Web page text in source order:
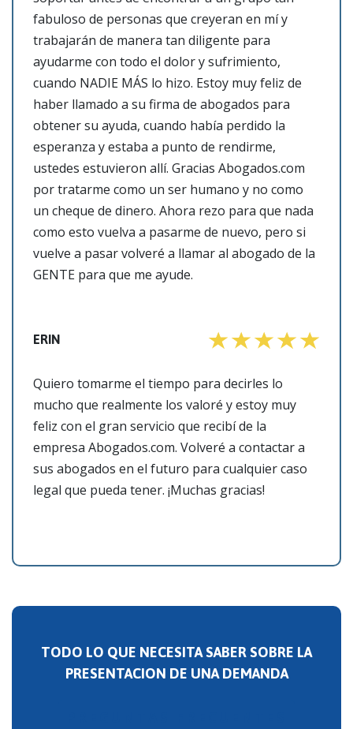
fabuloso de personas que creyeran en mí y
trabajarán de manera tan diligente para
ayudarme con todo el dolor y sufrimiento,
cuando NADIE MÁS lo hizo. Estoy muy feliz de
haber llamado a su firma de abogados para
obtener su ayuda, cuando había perdido la
esperanza y estaba a punto de rendirme,
ustedes estuvieron allí. Gracias Abogados.com
por tratarme como un ser humano y no como
un cheque de dinero. Ahora rezo para que nada
como esto vuelva a pasarme de nuevo, pero si
vuelve a pasar volveré a llamar al abogado de la
GENTE para que me ayude.
ERIN
Quiero tomarme el tiempo para decirles lo
mucho que realmente los valoré y estoy muy
feliz con el gran servicio que recibí de la
empresa Abogados.com. Volveré a contactar a
sus abogados en el futuro para cualquier caso
legal que pueda tener. ¡Muchas gracias!
TODO LO QUE NECESITA SABER SOBRE LA
PRESENTACION DE UNA DEMANDA